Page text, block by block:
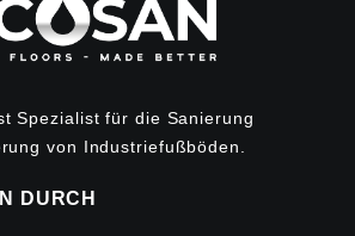
Spezialist für die Sanierung
von Industriefußböden.
DURCH